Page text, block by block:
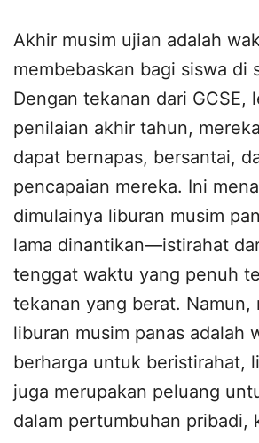
Akhir musim ujian adalah
membebaskan bagi siswa di
Dengan tekanan dari GCSE,
penilaian akhir tahun,
dapat bernapas, bersantai,
pencapaian mereka. Ini
dimulainya liburan musim
lama dinantikan—istirahat
tenggat waktu yang penuh
tekanan yang berat. Namun,
liburan musim panas adalah
berharga untuk beristirahat,
juga merupakan peluang
dalam pertumbuhan pribadi,